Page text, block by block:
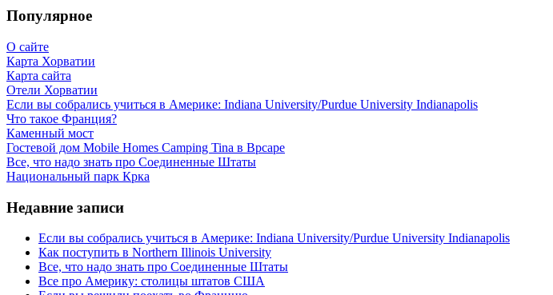
Популярное
О сайте
Карта Хорватии
Карта сайта
Отели Хорватии
Если вы собрались учиться в Америке: Indiana University/Purdue University Indianapolis
Что такое Франция?
Каменный мост
Гостевой дом Mobile Homes Camping Tina в Врсаре
Все, что надо знать про Соединенные Штаты
Национальный парк Крка
Недавние записи
Если вы собрались учиться в Америке: Indiana University/Purdue University Indianapolis
Как поступить в Northern Illinois University
Все, что надо знать про Соединенные Штаты
Все про Америку: столицы штатов США